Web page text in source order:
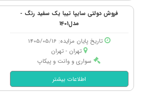
قیمت بازار: 340,000,000
فروش دولتی: 204,000,000
کوییک، GXR L دنده ای مدل 1404
قیمت بازار: 965,000,000
فروش دولتی: 579,000,000
فونیکس، تیگو 7 پرو اکسلنت مدل 1402
فروش دولتی سایپا تیبا یک سفید رنگ -
مدل1401
تاریخ پایان مزایده: 1405/05/16
تهران - تهران
سواری و وانت و پیکاپ
اطلاعات بیشتر